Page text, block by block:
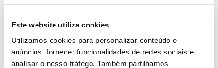
Este website utiliza cookies
Utilizamos cookies para personalizar conteúdo e
anúncios, fornecer funcionalidades de redes sociais e
analisar o nosso tráfego. Também partilhamos
às 14 horas,online . Para acompanhar é necessária
Saber mais